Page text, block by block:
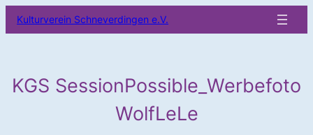
Inhalt
Kulturverein Schneverdingen e.V.
KGS SessionPossible_Werbefoto
WolfLeLe